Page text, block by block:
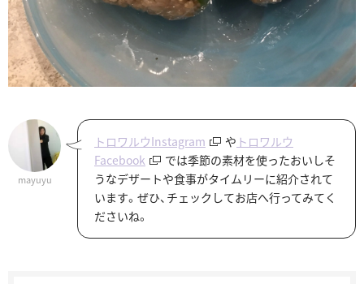
mayuyu
トロワルウInstagram や トロワルウ
Facebook
では季節の素材を使ったおいしそ
うなデザートや食事がタイムリーに紹介されて
います。ぜひ、チェックしてお店へ行ってみてく
ださいね。